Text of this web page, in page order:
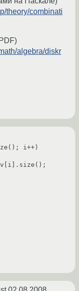
theory/combinati
algebra/diskr
i++)